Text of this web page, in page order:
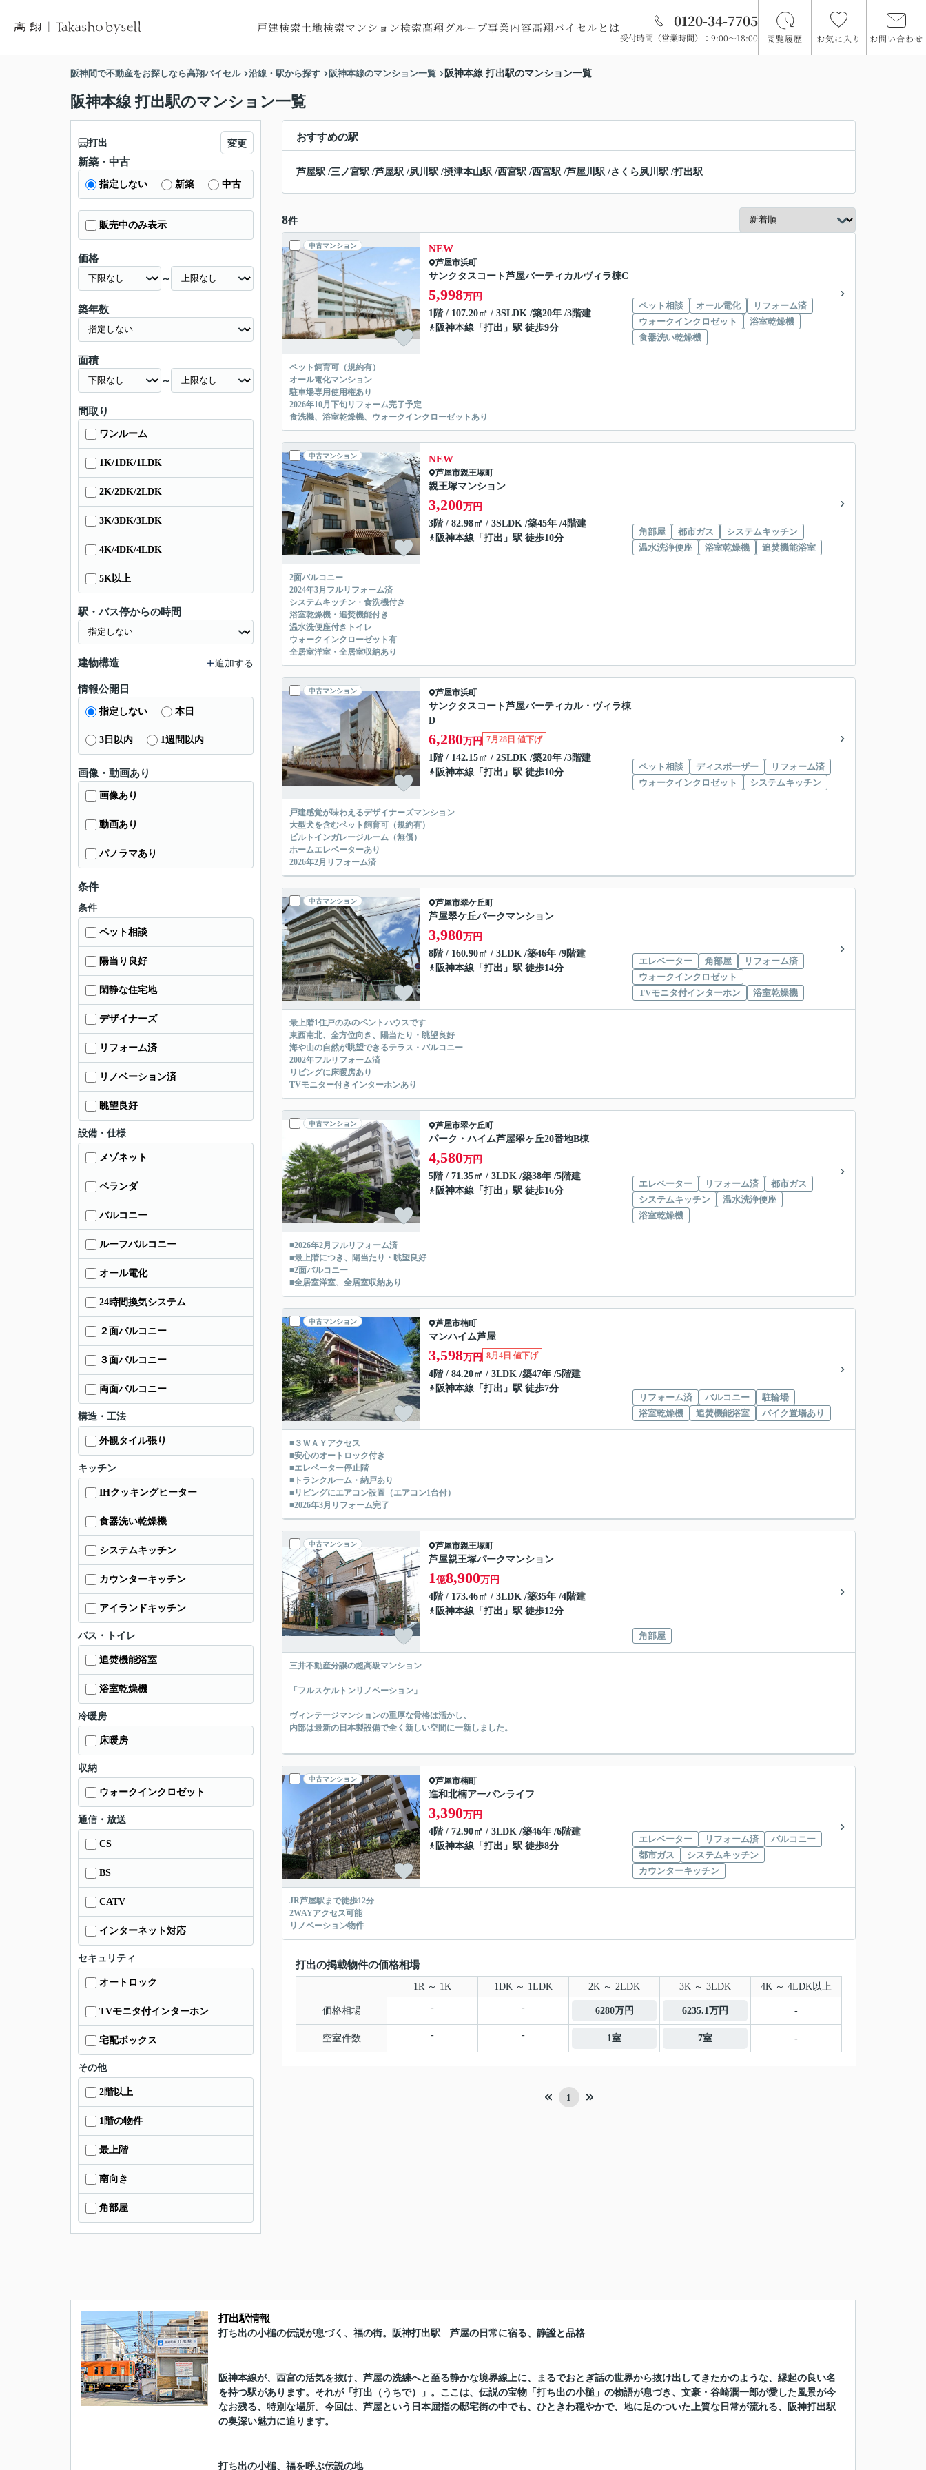
戸建検索
沿線から探す
地図から探す
土地検索
沿線から探す
地図から探す
マンション検索
沿線から探す
髙翔グループ事業内容
RC住宅
リノベーション
髙翔バイセルとは
スタッフ紹介
0120-34-7705
受付時間（営業時間）：9:00～18:00 閲覧履歴 お気に入り お問い合わせ
阪神間で不動産をお探しなら高翔バイセル 沿線・駅から探す 阪神本線のマンション一覧 阪神本線 打出駅のマンション一覧
阪神本線 打出駅のマンション一覧
おすすめの駅
芦屋駅 /三ノ宮駅 /芦屋駅 /夙川駅 /摂津本山駅 /西宮駅 /西宮駅 /芦屋川駅 /さくら夙川駅 /打出駅
8件
中古マンション NEW
芦屋市浜町
サンクタスコート芦屋バーティカルヴィラ棟C
5,998万円
1階 / 107.20㎡ / 3SLDK /築20年 /3階建
阪神本線 「 打出 」駅 徒歩9分
ペット相談 オール電化
リフォーム済
ウォークインクロゼット
浴室乾燥機
食器洗い乾燥機
ペット飼育可（規約有）
オール電化マンション
駐車場専用使用権あり
2026年10月下旬リフォーム完了予定
食洗機、浴室乾燥機、ウォークインクローゼットあり
中古マンション NEW
芦屋市親王塚町
親王塚マンション
3,200万円
3階 / 82.98㎡ / 3SLDK /築45年 /4階建
阪神本線 「 打出 」駅 徒歩10分
角部屋 都市ガス
システムキッチン
温水洗浄便座
浴室乾燥機 追焚機能浴室
2面バルコニー
2024年3月フルリフォーム済
システムキッチン・食洗機付き
浴室乾燥機・追焚機能付き
温水洗便座付きトイレ
ウォークインクローゼット有
全居室洋室・全居室収納あり
中古マンション 芦屋市浜町
サンクタスコート芦屋バーティカル・ヴィラ棟
D
6,280万円 7月28日 値下げ
1階 / 142.15㎡ / 2SLDK /築20年 /3階建
阪神本線 「 打出 」駅 徒歩10分
ペット相談 ディスポーザー
リフォーム済
ウォークインクロゼット
システムキッチン
戸建感覚が味わえるデザイナーズマンション
大型犬を含むペット飼育可（規約有）
ビルトインガレージルーム（無償）
ホームエレベーターあり
2026年2月リフォーム済
中古マンション 芦屋市翠ケ丘町
芦屋翠ケ丘パークマンション
3,980万円
8階 / 160.90㎡ / 3LDK /築46年 /9階建
阪神本線 「 打出 」駅 徒歩14分
エレベーター 角部屋
リフォーム済
ウォークインクロゼット
TVモニタ付インターホン
浴室乾燥機
最上階1住戸のみのペントハウスです
東西南北、全方位向き、陽当たり・眺望良好
海や山の自然が眺望できるテラス・バルコニー
2002年フルリフォーム済
リビングに床暖房あり
TVモニター付きインターホンあり
中古マンション 芦屋市翠ケ丘町
パーク・ハイム芦屋翠ヶ丘20番地B棟
4,580万円
5階 / 71.35㎡ / 3LDK /築38年 /5階建
阪神本線 「 打出 」駅 徒歩16分
エレベーター リフォーム済
都市ガス
システムキッチン
温水洗浄便座
浴室乾燥機
■2026年2月フルリフォーム済
■最上階につき、陽当たり・眺望良好
■2面バルコニー
■全居室洋室、全居室収納あり
中古マンション 芦屋市楠町
マンハイム芦屋
3,598万円 8月4日 値下げ
4階 / 84.20㎡ / 3LDK /築47年 /5階建
阪神本線 「 打出 」駅 徒歩7分
リフォーム済
バルコニー
駐輪場
浴室乾燥機
追焚機能浴室 バイク置場あり
■３ＷＡＹアクセス
■安心のオートロック付き
■エレベーター停止階
■トランクルーム・納戸あり
■リビングにエアコン設置（エアコン1台付）
■2026年3月リフォーム完了
中古マンション 芦屋市親王塚町
芦屋親王塚パークマンション
1億8,900万円
4階 / 173.46㎡ / 3LDK /築35年 /4階建
阪神本線 「 打出 」駅 徒歩12分
角部屋
三井不動産分譲の超高級マンション
「フルスケルトンリノベーション」
ヴィンテージマンションの重厚な骨格は活かし、
内部は最新の日本製設備で全く新しい空間に一新しました。
中古マンション 芦屋市楠町
進和北楠アーバンライフ
3,390万円
4階 / 72.90㎡ / 3LDK /築46年 /6階建
阪神本線 「 打出 」駅 徒歩8分
エレベーター リフォーム済
バルコニー
都市ガス
システムキッチン
カウンターキッチン
JR芦屋駅まで徒歩12分
2WAYアクセス可能
リノベーション物件
打出の掲載物件の価格相場
1R ～ 1K 1DK ～ 1LDK 2K ～ 2LDK 3K ～ 3LDK 4K ～ 4LDK以上
価格相場 - - 6280万円 6235.1万円 -
空室件数 - - 1室 7室 -
1
打出 変更
新築・中古
指定しない 新築 中古
販売中のみ表示
価格
～
築年数
面積
～
間取り
ワンルーム
1K/1DK/1LDK
2K/2DK/2LDK
3K/3DK/3LDK
4K/4DK/4LDK
5K以上
駅・バス停からの時間
建物構造 追加する
情報公開日
指定しない 本日
3日以内 1週間以内
画像・動画あり
画像あり
動画あり
パノラマあり
条件
条件
ペット相談
陽当り良好
閑静な住宅地
デザイナーズ
リフォーム済
リノベーション済
眺望良好
設備・仕様
メゾネット
ベランダ
バルコニー
ルーフバルコニー
オール電化
24時間換気システム
２面バルコニー
３面バルコニー
両面バルコニー
構造・工法
外観タイル張り
キッチン
IHクッキングヒーター
食器洗い乾燥機
システムキッチン
カウンターキッチン
アイランドキッチン
バス・トイレ
追焚機能浴室
浴室乾燥機
冷暖房
床暖房
収納
ウォークインクロゼット
通信・放送
CS
BS
CATV
インターネット対応
セキュリティ
オートロック
TVモニタ付インターホン
宅配ボックス
その他
2階以上
1階の物件
最上階
南向き
角部屋
打出駅情報
打ち出の小槌の伝説が息づく、福の街。阪神打出駅—芦屋の日常に宿る、静謐と品格
阪神本線が、西宮の活気を抜け、芦屋の洗練へと至る静かな境界線上に、まるでおとぎ話の世界から抜け出してきたかのような、縁起の良い名
を持つ駅があります。それが「打出（うちで）」。ここは、伝説の宝物「打ち出の小槌」の物語が息づき、文豪・谷崎潤一郎が愛した風景が今
なお残る、特別な場所。今回は、芦屋という日本屈指の邸宅街の中でも、ひときわ穏やかで、地に足のついた上質な日常が流れる、阪神打出駅
の奥深い魅力に迫ります。
打ち出の小槌、福を呼ぶ伝説の地